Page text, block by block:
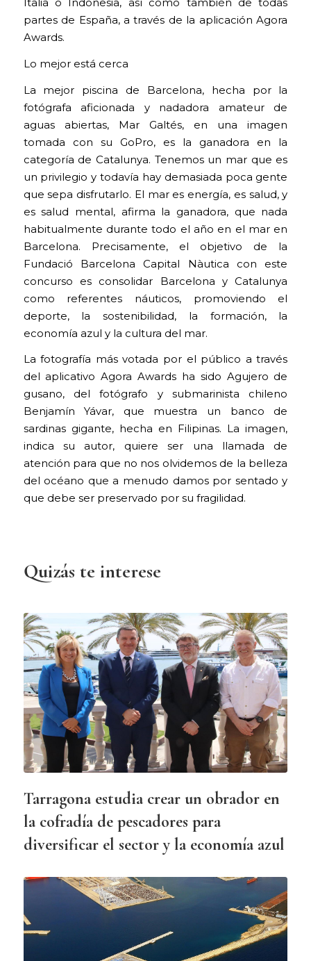
Italia o Indonesia, así como también de todas
partes de España, a través de la aplicación Agora
Awards.
Lo mejor está cerca
La mejor piscina de Barcelona, hecha por la
fotógrafa aficionada y nadadora amateur de
aguas abiertas, Mar Galtés, en una imagen
tomada con su GoPro, es la ganadora en la
categoría de Catalunya. Tenemos un mar que es
un privilegio y todavía hay demasiada poca gente
que sepa disfrutarlo. El mar es energía, es salud, y
es salud mental, afirma la ganadora, que nada
habitualmente durante todo el año en el mar en
Barcelona. Precisamente, el objetivo de la
Fundació Barcelona Capital Nàutica con este
concurso es consolidar Barcelona y Catalunya
como referentes náuticos, promoviendo el
deporte, la sostenibilidad, la formación, la
economía azul y la cultura del mar.
La fotografía más votada por el público a través
del aplicativo Agora Awards ha sido Agujero de
gusano, del fotógrafo y submarinista chileno
Benjamín Yávar, que muestra un banco de
sardinas gigante, hecha en Filipinas. La imagen,
indica su autor, quiere ser una llamada de
atención para que no nos olvidemos de la belleza
del océano que a menudo damos por sentado y
que debe ser preservado por su fragilidad.
Quizás te interese
Tarragona estudia crear un obrador en
la cofradía de pescadores para
diversificar el sector y la economía azul